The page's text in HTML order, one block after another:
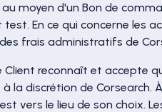
d'un Bon de
En ce qui concerne les
frais administratifs de
reconnaît et accepte
la discrétion de
vers le lieu de son choix.